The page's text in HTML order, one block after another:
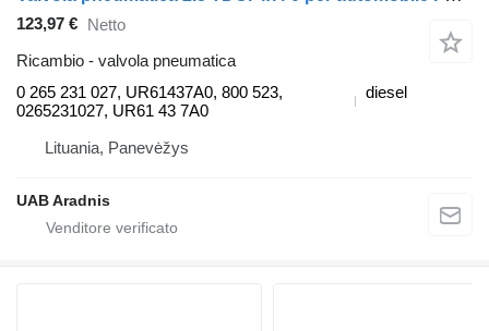
123,97 € Netto
Ricambio - valvola pneumatica
0 265 231 027, UR61437A0, 800 523,
0265231027, UR61 43 7A0
diesel
Lituania, Panevėžys
UAB Aradnis